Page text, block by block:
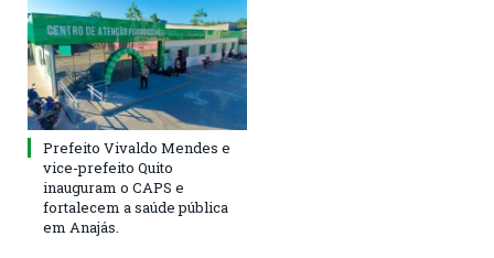
Prefeito Vivaldo Mendes e
vice-prefeito Quito
inauguram o CAPS e
fortalecem a saúde pública
em Anajás.